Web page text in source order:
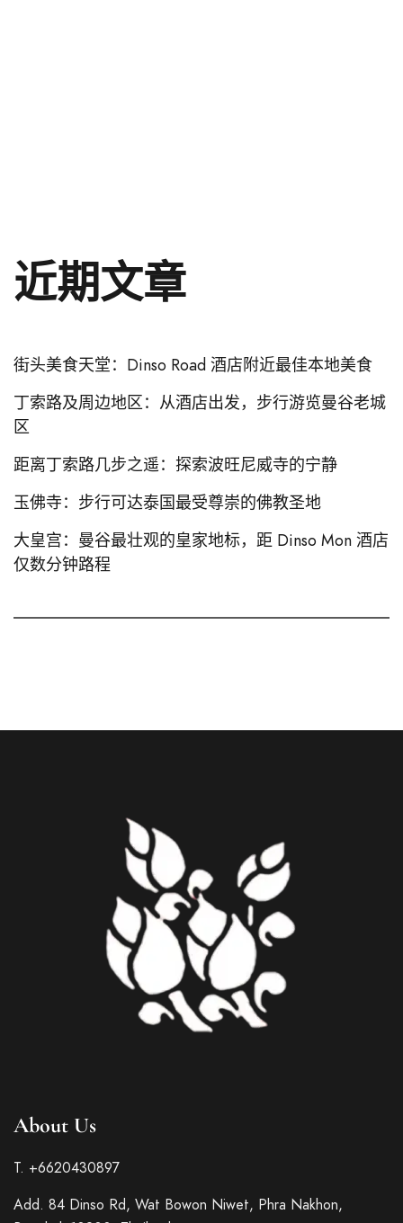
近期文章
街头美食天堂：Dinso Road 酒店附近最佳本地美食
丁索路及周边地区：从酒店出发，步行游览曼谷老城
区
距离丁索路几步之遥：探索波旺尼威寺的宁静
玉佛寺：步行可达泰国最受尊崇的佛教圣地
大皇宫：曼谷最壮观的皇家地标，距 Dinso Mon 酒店
仅数分钟路程
About Us
T. +6620430897
Add. 84 Dinso Rd, Wat Bowon Niwet, Phra Nakhon,